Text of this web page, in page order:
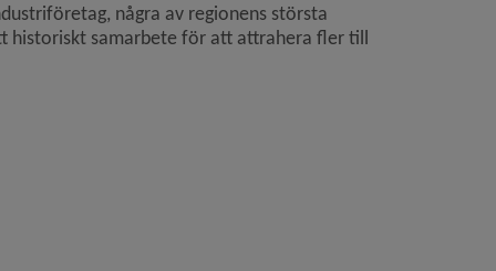
några av regionens största
historiskt samarbete för att attrahera fler till